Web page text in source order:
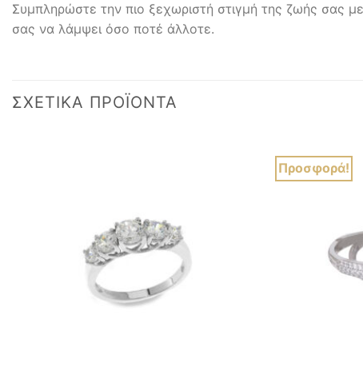
Συμπληρώστε την πιο ξεχωριστή στιγμή της ζωής σας
σας να λάμψει όσο ποτέ άλλοτε.
ΣΧΕΤΙΚΆ ΠΡΟΪΌΝΤΑ
Προσφορά!